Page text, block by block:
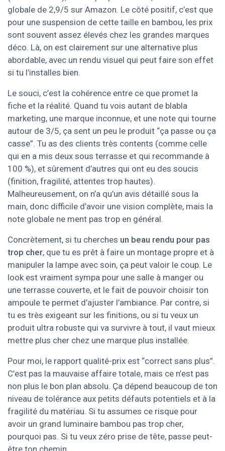
globale de 2,9/5 sur Amazon. Le côté positif, c’est que
pour une suspension de cette taille en bambou, les prix
sont souvent assez élevés chez les grandes marques
déco. Là, on est clairement sur une alternative plus
abordable, avec un rendu visuel qui peut faire son effet
si tu l’installes bien.
Le souci, c’est la cohérence entre ce que promet la
fiche et la réalité. Quand tu vois autant de blabla
marketing, une marque inconnue, et une note qui tourne
autour de 3/5, ça sent un peu le produit “ça passe ou ça
casse”. Tu as des clients très contents (comme celle
qui en a mis deux sous terrasse et qui recommande à
100 %), et sûrement d’autres qui ont eu des soucis
(finition, fragilité, attentes trop hautes).
Malheureusement, on n’a qu’un avis détaillé sous la
main, donc difficile d’avoir une vision complète, mais la
note globale ne ment pas trop en général.
Concrètement, si tu cherches un beau rendu pour pas
trop cher, que tu es prêt à faire un montage propre et à
manipuler la lampe avec soin, ça peut valoir le coup. Le
look est vraiment sympa pour une salle à manger ou
une terrasse couverte, et le fait de pouvoir choisir ton
ampoule te permet d’ajuster l’ambiance. Par contre, si
tu es très exigeant sur les finitions, ou si tu veux un
produit ultra robuste qui va survivre à tout, il vaut mieux
mettre plus cher chez une marque plus installée.
Pour moi, le rapport qualité-prix est “correct sans plus”.
C’est pas la mauvaise affaire totale, mais ce n’est pas
non plus le bon plan absolu. Ça dépend beaucoup de ton
niveau de tolérance aux petits défauts potentiels et à la
fragilité du matériau. Si tu assumes ce risque pour
avoir un grand luminaire bambou pas trop cher,
pourquoi pas. Si tu veux zéro prise de tête, passe peut-